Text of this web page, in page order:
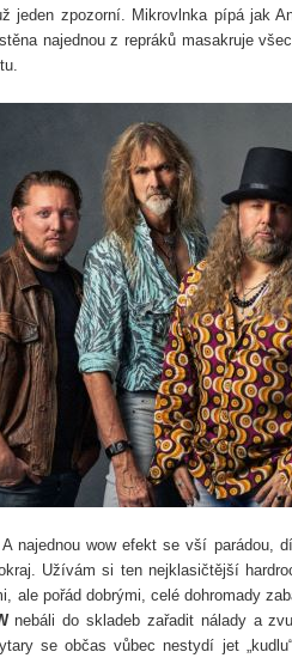
jeden zpozorní. Mikrovlnka pípá jak
najednou z repráků masakruje
najednou wow efekt se vší parádou,
Užívám si ten nejklasičtější
ale pořád dobrými, celé dohromady
nebáli do skladeb zařadit nálady a
se občas vůbec nestydí jet